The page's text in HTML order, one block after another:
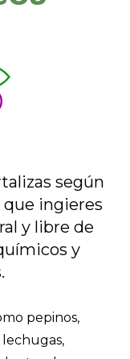
según
ingieres
y libre de
y
pepinos,
lechugas,